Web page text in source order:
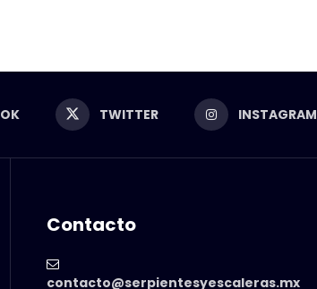
TWITTER INSTAGRAM
Contacto
contacto@serpientesyescaleras.mx